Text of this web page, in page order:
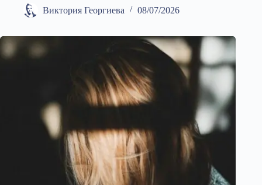
Виктория Георгиева 08/07/2026